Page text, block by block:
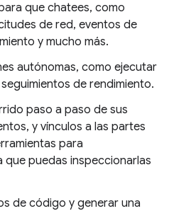
que chatees, como
de red, eventos de
y mucho más.
autónomas, como ejecutar
de rendimiento.
paso a paso de sus
y vínculos a las partes
para
puedas inspeccionarlas
de código y generar una